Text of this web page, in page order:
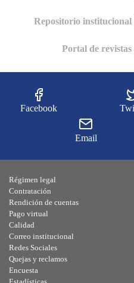
Repositorio institucional
Portal de revistas
Facebook
Email
Régimen legal
Contratación
Rendición de cuentas
Pago virtual
Calidad
Correo institucional
Redes Sociales
Quejas y reclamos
Encuesta